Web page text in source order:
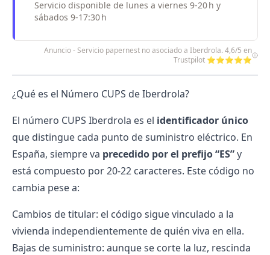
Servicio disponible de lunes a viernes 9-20 h y
sábados 9-17:30 h
Anuncio - Servicio papernest no asociado a Iberdrola. 4,6/5 en
Trustpilot ⭐⭐⭐⭐⭐
¿Qué es el Número CUPS de Iberdrola?
El número CUPS Iberdrola es el identificador único
que distingue cada punto de suministro eléctrico. En
España, siempre va precedido por el prefijo “ES”y
está compuesto por 20-22 caracteres. Este código no
cambia pese a:
Cambios de titular: el código sigue vinculado a la
vivienda independientemente de quién viva en ella.
Bajas de suministro: aunque se corte la luz, rescinda